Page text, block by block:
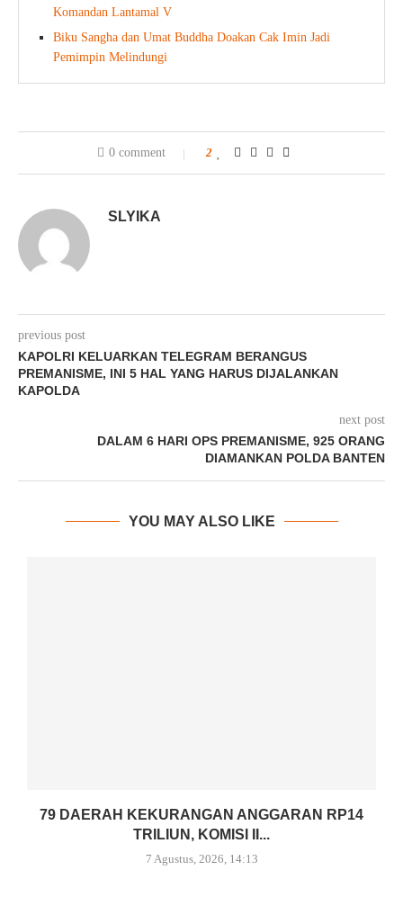
Komandan Lantamal V
Biku Sangha dan Umat Buddha Doakan Cak Imin Jadi
Pemimpin Melindungi
0 comment 2
SLYIKA
previous post
KAPOLRI KELUARKAN TELEGRAM BERANGUS
PREMANISME, INI 5 HAL YANG HARUS DIJALANKAN
KAPOLDA
next post
DALAM 6 HARI OPS PREMANISME, 925 ORANG
DIAMANKAN POLDA BANTEN
YOU MAY ALSO LIKE
79 DAERAH KEKURANGAN ANGGARAN RP14
TRILIUN, KOMISI II...
7 Agustus, 2026, 14:13